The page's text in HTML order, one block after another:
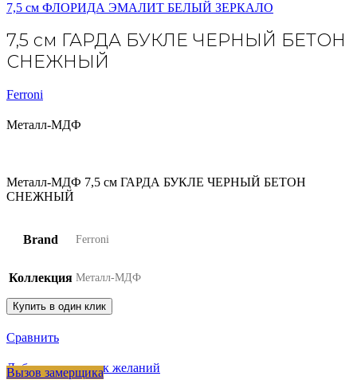
7,5 см ФЛОРИДА ЭМАЛИТ БЕЛЫЙ ЗЕРКАЛО
7,5 см ГАРДА БУКЛЕ ЧЕРНЫЙ БЕТОН
СНЕЖНЫЙ
Ferroni
Металл-МДФ
Металл-МДФ 7,5 см ГАРДА БУКЛЕ ЧЕРНЫЙ БЕТОН
СНЕЖНЫЙ
Brand Ferroni
Коллекция Металл-МДФ
Купить в один клик
Сравнить
Добавить в список желаний
Вызов замерщика